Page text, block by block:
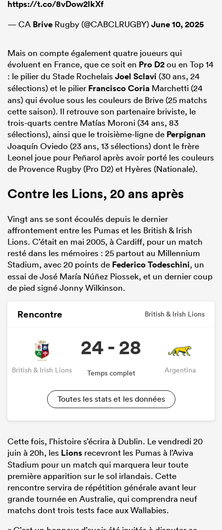
https://t.co/8vDow2lkXf
— CA Brive Rugby (@CABCLRUGBY)June 10, 2025
Mais on compte également quatre joueurs qui
évoluent en France, que ce soit en Pro D2ou en Top 14
: le pilier du Stade Rochelais Joel Sclavi (30 ans, 24
sélections) et le pilier Francisco Coria Marchetti (24
ans) qui évolue sous les couleurs de Brive (25 matchs
cette saison). Il retrouve son partenaire briviste, le
trois-quarts centre Matías Moroni (34 ans, 83
sélections), ainsi que le troisième-ligne de Perpignan
Joaquín Oviedo (23 ans, 13 sélections) dont le frère
Leonel joue pour Peñarol après avoir porté les couleurs
de Provence Rugby (Pro D2) et Hyères (Nationale).
Contre les Lions, 20 ans après
Vingt ans se sont écoulés depuis le dernier
affrontement entre les Pumas et les British & Irish
Lions. C’était en mai 2005, à Cardiff, pour un match
resté dans les mémoires : 25 partout au Millennium
Stadium, avec 20 points de Federico Todeschini, un
essai de José María Núñez Piossek, et un dernier coup
de pied signé Jonny Wilkinson.
Rencontre British & Irish Lions
British & Irish Lions
24 - 28
Temps complet Argentina
Toutes les stats et les données
Cette fois, l’histoire s’écrira à Dublin. Le vendredi 20
juin à 20h, les Lions recevront les Pumas à l’Aviva
Stadium pour un match qui marquera leur toute
première apparition sur le sol irlandais. Cette
rencontre servira de répétition générale avant leur
grande tournée en Australie, qui comprendra neuf
matchs dont trois tests face aux Wallabies.